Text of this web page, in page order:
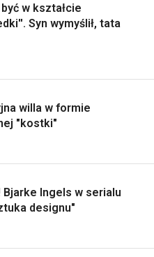
w kształcie
Syn wymyślił, tata
willa w formie
"kostki"
Bjarke Ingels w serialu
designu"